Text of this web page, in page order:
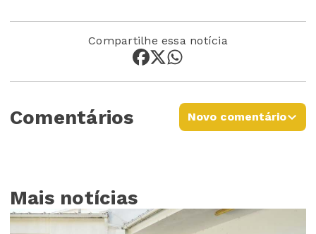
Compartilhe essa notícia
Comentários Novo comentário
Mais notícias